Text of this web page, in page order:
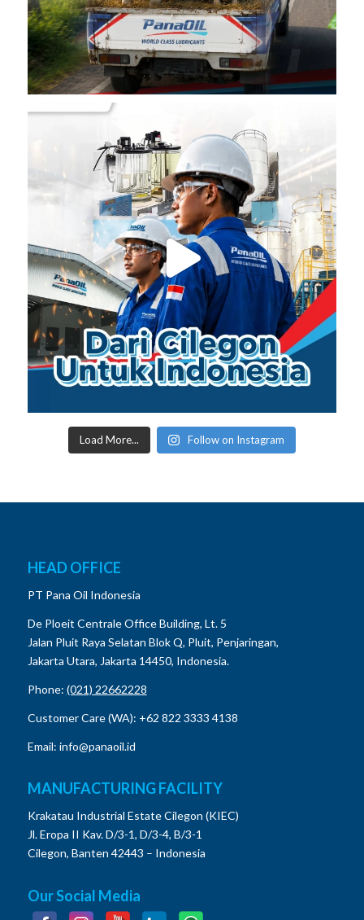
Load More... Follow on Instagram
HEAD OFFICE
PT Pana Oil Indonesia
De Ploeit Centrale Office Building, Lt. 5
Jalan Pluit Raya Selatan Blok Q, Pluit, Penjaringan,
Jakarta Utara, Jakarta 14450, Indonesia.
Phone: (021) 22662228
Customer Care (WA): +62 822 3333 4138
Email: info@panaoil.id
MANUFACTURING FACILITY
Krakatau Industrial Estate Cilegon (KIEC)
Jl. Eropa II Kav. D/3-1, D/3-4, B/3-1
Cilegon, Banten 42443 – Indonesia
Our Social Media